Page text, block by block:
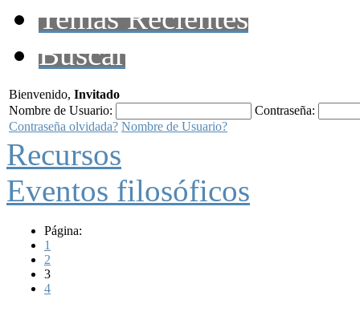
Temas Recientes
Buscar
Bienvenido, Invitado
Nombre de Usuario:
Contraseña:
Contraseña olvidada? Nombre de Usuario?
Recursos
Eventos filosóficos
Página:
1
2
3
4